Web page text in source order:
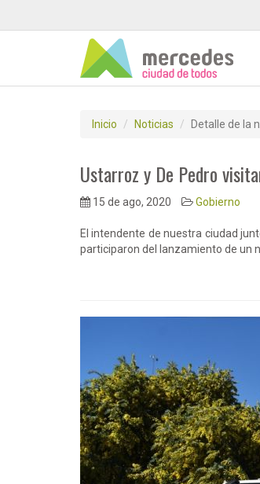
Inicio Noticias Detalle de la
Ustarroz y De Pedro
15 de ago, 2020 Gobierno
El intendente de nuestra ciudad
participaron del lanzamiento de un